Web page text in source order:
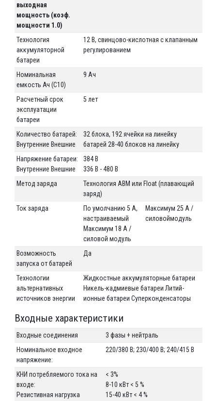
выходная
мощность (коэф.
мощности 1.0)
Технология
аккумуляторной
батареи
12 В, свинцово-кислотная с клапанным
регулированием
Номинальная
емкость Ач (C10)
9 Aч
Расчетный срок
эксплуатации
батареи
5 лет
Количество батарей:
Внутренние Внешние
32 блока, 192 ячейки на линейку
батарей 28-40 блоков на линейку
Напряжение батареи:
Внутренние Внешние
384 В
336 В - 480 В
Метод заряда
Технология ABM или Float (плавающий
заряд)
Ток заряда
По умолчанию 5 A,
настраиваемый
Максимум 18 A /
силовой модуль
Максимум 25 A /
силовоймодуль
Возможность
запуска от батарей
Да
Технологии
альтернативных
источников энергии
Жидкостные аккумуляторные батареи
Никель-кадмиевые батареи Литий-
ионные батареи Суперконденсаторы
Входные характеристики
Входные соединения
3 фазы + нейтраль
Номинальное входное
напряжение:
220/380 В; 230/400 В; 240/415 В
КНИ потребляемого тока на
входе:
Резистивная нагрузка
< 3%
8-10 кВт < 5 %
15-40 кВт < 4 %